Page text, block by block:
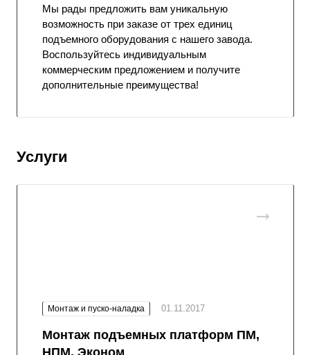
Мы рады предложить вам уникальную
возможность при заказе от трех единиц
подъемного оборудования с нашего завода.
Воспользуйтесь индивидуальным
коммерческим предложением и получите
дополнительные преимущества!
Услуги
Монтаж и пуско-наладка 01.11.2017
Монтаж подъемных платформ ПМ,